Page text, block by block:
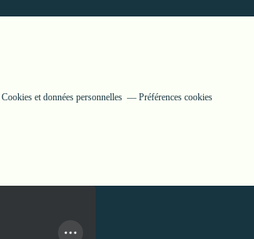
Cookies et données personnelles Préférences cookies